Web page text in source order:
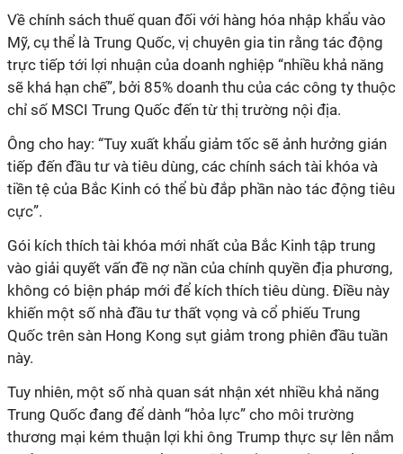
Về chính sách thuế quan đối với hàng hóa nhập khẩu vào
Mỹ, cụ thể là Trung Quốc, vị chuyên gia tin rằng tác động
trực tiếp tới lợi nhuận của doanh nghiệp “nhiều khả năng
sẽ khá hạn chế”, bởi 85% doanh thu của các công ty thuộc
chỉ số MSCI Trung Quốc đến từ thị trường nội địa.
Ông cho hay: “Tuy xuất khẩu giảm tốc sẽ ảnh hưởng gián
tiếp đến đầu tư và tiêu dùng, các chính sách tài khóa và
tiền tệ của Bắc Kinh có thể bù đắp phần nào tác động tiêu
cực”.
Gói kích thích tài khóa mới nhất của Bắc Kinh tập trung
vào giải quyết vấn đề nợ nần của chính quyền địa phương,
không có biện pháp mới để kích thích tiêu dùng. Điều này
khiến một số nhà đầu tư thất vọng và cổ phiếu Trung
Quốc trên sàn Hong Kong sụt giảm trong phiên đầu tuần
này.
Tuy nhiên, một số nhà quan sát nhận xét nhiều khả năng
Trung Quốc đang để dành “hỏa lực” cho môi trường
thương mại kém thuận lợi khi ông Trump thực sự lên nắm